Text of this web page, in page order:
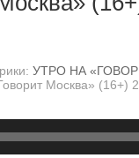
УТРО НА
Москва» (16+)